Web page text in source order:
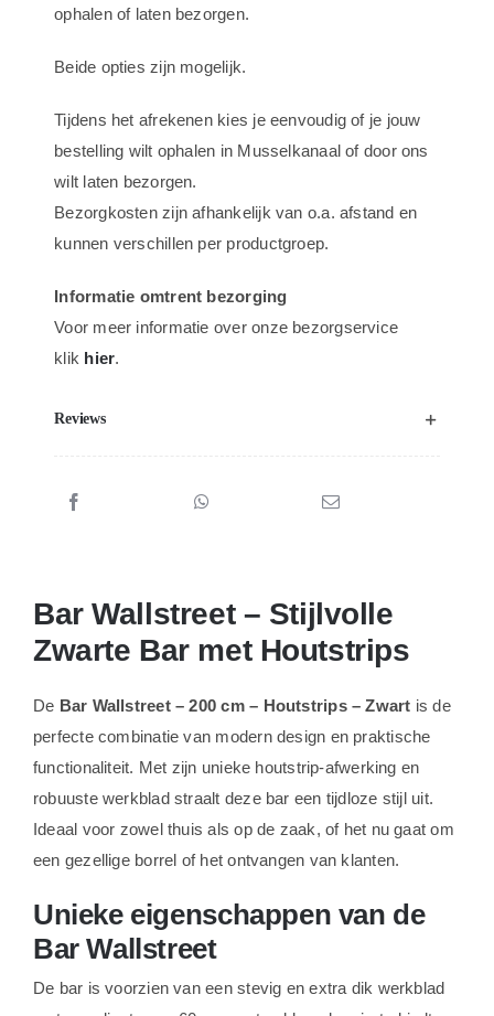
Houtstrips
Zwart
aantal
ophalen of laten bezorgen.
Beide opties zijn mogelijk.
Tijdens het afrekenen kies je eenvoudig of je jouw
bestelling wilt ophalen in Musselkanaal of door ons
wilt laten bezorgen.
Bezorgkosten zijn afhankelijk van o.a. afstand en
kunnen verschillen per productgroep.
Informatie omtrent bezorging
Voor meer informatie over onze bezorgservice
klik hier.
Reviews
Bar Wallstreet – Stijlvolle
Zwarte Bar met Houtstrips
De Bar Wallstreet – 200 cm – Houtstrips – Zwart is de
perfecte combinatie van modern design en praktische
functionaliteit. Met zijn unieke houtstrip-afwerking en
robuuste werkblad straalt deze bar een tijdloze stijl uit.
Ideaal voor zowel thuis als op de zaak, of het nu gaat om
een gezellige borrel of het ontvangen van klanten.
Unieke eigenschappen van de
Bar Wallstreet
De bar is voorzien van een stevig en extra dik werkblad